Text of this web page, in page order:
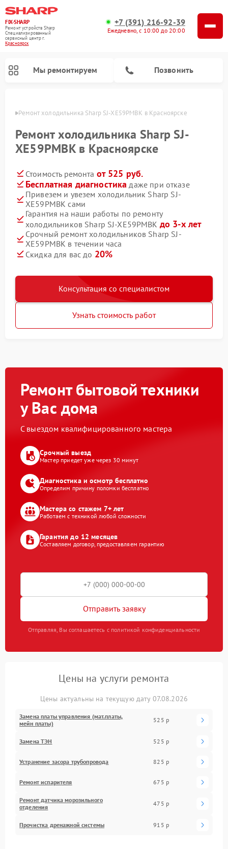
FIX-SHARP
Ремонт устройств Sharp
Специализированный
cервисный центр г.
Красноярск
+7 (391) 216-92-39
Ежедневно, с 10:00 до 20:00
Мы ремонтируем Позвонить
Ремонт холодильника Sharp SJ-XE59PMBK в Красноярске
Ремонт холодильника Sharp SJ-
XE59PMBK в Красноярске
Стоимость ремонта от 525 руб.
Бесплатная диагностика даже при отказе
Привезем и увезем холодильник Sharp SJ-
XE59PMBK сами
Гарантия на наши работы по ремонту
холодильников Sharp SJ-XE59PMBK до 3-х лет
Срочный ремонт холодильников Sharp SJ-
XE59PMBK в течении часа
Скидка для вас до 20%
Консультация со специалистом
Узнать стоимость работ
Ремонт бытовой техники
у Вас дома
С выездом квалифицированного мастера
Срочный выезд
Мастер приедет уже через 30 минут
Диагностика и осмотр бесплатно
Определим причину поломки бесплатно
Мастера со стажем 7+ лет
Работаем с техникой любой сложности
Гарантия до 12 месяцев
Составляем договор, предоставляем гарантию
Отправить заявку
Отправляя, Вы соглашаетесь с политикой конфиденциальности
Цены на услуги ремонта
Цены актуальны на текущую дату 07.08.2026
Замена платы управления (мат.платы,
мейн платы)
525 р
Замена ТЭН 525 р
Устранение засора трубопровода 825 р
Ремонт испарителя 675 р
Ремонт датчика морозильного
отделения
475 р
Прочистка дренажной системы 915 р